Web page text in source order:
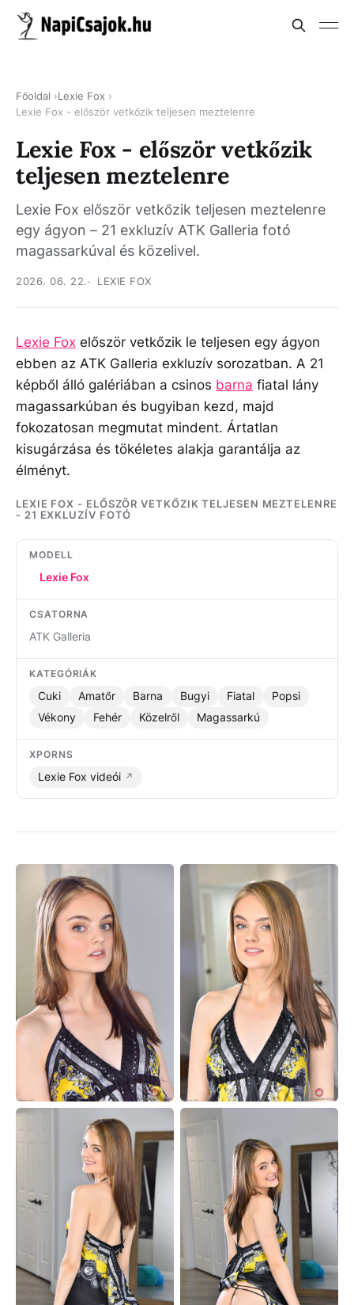
Főoldal
Lexie Fox
Lexie Fox - először vetkőzik teljesen meztelenre
Lexie Fox - először vetkőzik
teljesen meztelenre
Lexie Fox először vetkőzik teljesen meztelenre
egy ágyon – 21 exkluzív ATK Galleria fotó
magassarkúval és közelivel.
2026. 06. 22. LEXIE FOX
Lexie Fox először vetkőzik le teljesen egy ágyon
ebben az ATK Galleria exkluzív sorozatban. A 21
képből álló galériában a csinos barna fiatal lány
magassarkúban és bugyiban kezd, majd
fokozatosan megmutat mindent. Ártatlan
kisugárzása és tökéletes alakja garantálja az
élményt.
LEXIE FOX - ELŐSZÖR VETKŐZIK TELJESEN MEZTELENRE
- 21 EXKLUZÍV FOTÓ
MODELL
Lexie Fox
CSATORNA
ATK Galleria
KATEGÓRIÁK
Cuki Amatőr Barna Bugyi Fiatal
Popsi
Vékony
Fehér Közelről Magassarkú
XPORNS
Lexie Fox videói